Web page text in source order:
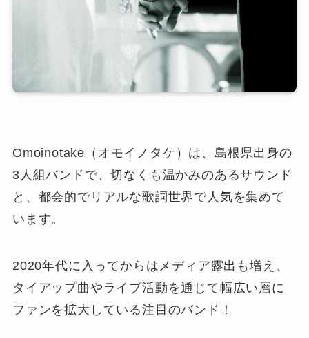
Omoinotake（オモイノタケ）は、島根県出身の
3人組バンドで、切なくも温かみのあるサウンド
と、都会的でリアルな歌詞世界で人気を集めて
います。
2020年代に入ってからはメディア露出も増え、
タイアップ曲やライブ活動を通じて幅広い層に
ファンを拡大している注目のバンド！